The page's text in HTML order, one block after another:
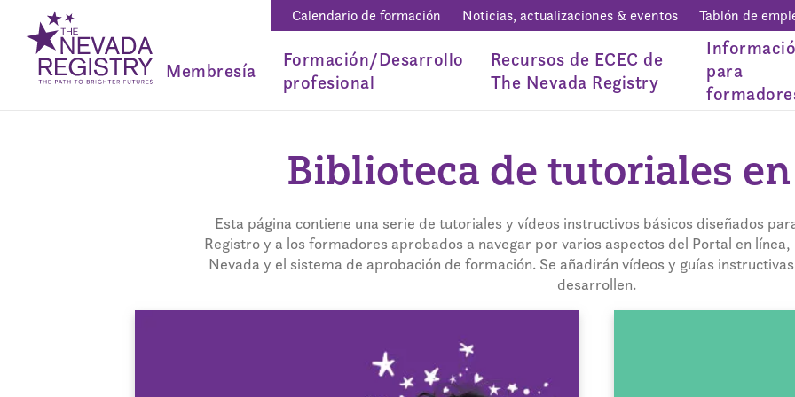
Calendario de formación Noticias, actualizaciones & eventos Tablón de
Membresía
Formación/Desarrollo
profesional
Recursos de ECEC de
The Nevada Registry
para
Biblioteca de tutoriales
Esta página contiene una serie de tutoriales y vídeos instructivos básicos diseñados
Registro y a los formadores aprobados a navegar por varios aspectos del Portal en
Nevada y el sistema de aprobación de formación. Se añadirán vídeos y guías
desarrollen.